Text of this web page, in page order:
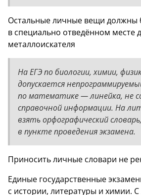
Остальные личные вещи должны
в специально отведённом месте
металлоискателя
На ЕГЭ по биологии, химии,
допускается
по математике — линейка, не
справочной информации. На
взять орфографический
в пункте проведения экзамена.
Приносить личные словари не
Единые государственные
с истории, литературы и химии.